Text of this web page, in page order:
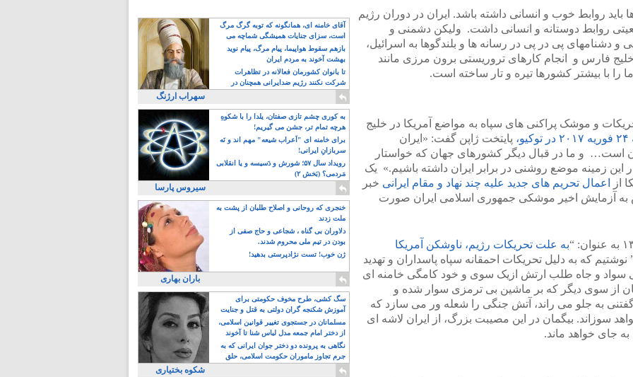
روابط خوب و انسانی داشته باشد. ایران در دوران رژیم
روابط دوستانه و انسانی داشت. ولیکن دشمنی و
دشنامهای پی در پی در رسانه ها و بلندگوها به اسرائیل،
فارس و انجام کارهای تروریستی برون مرزی مانند
با بیشتر کشورها تیره و تار ساخته است.
و موشک پراکنی های سپاه به مواضع آمریکا در خلیج
پایتخت ژاپن گفت: «ایران
است… و ما در قبال دیگر کشورهای جهان که خواستار
این زمینه موضع روشنی در برابر ایران داشته باشیم.» یک
از
اعمال تحریم های جدید علیه چند نهاد و مقام ایرانی خبر
به آزمایش اخیر موشکی جمهوری اسلامی ایران صورت
به علت تحریکات رژیم، ناوشکن آمریکا
نوشتیم که به دلیل تحریکات احمقانه سپاه پاسداران و تهدید
سواد و جاه طلب ارتش ازیک سوی و خود کامگی خامنه ای
از سوی دیگر که بر ماشین بی ترمزی سوار شده و
گفتنی به جلو می راند، آتش جنگی را شعله ور می سازد که
سوزاند. بیگمان در این مصیبت بزرگ، از ایران لاشه ای
جای خواهد ماند.
آقای خامنه ای، همانگونه که توبه گرگ مرگ
است، سزای جنایات همیشگی شماچه می
تواند باشد؟!
بازهم سقوط هواپیما، پیام مرگ، پیام نوید
بهشت آخوند به مردم ایران
تا بانوان کشورمان فعالانه در تظاهرات
شرکت نکنند رژیم ضدایرانی همچنان در
قدرت باقی خواهدماند
سهراب ارژنگ
به کوری چشم تازی صفتان، یلدا را با شکوهِ
هرچه تمام تر، جشن می گیریم!
برای خامنه ای "اَعراب شیعه" مهم اند و نَه
سربازانِ ایرانی!
رویداد سال ۵۷؛ شورش و دَسیسه و یا انقلابی
مَردمی؟ (بَخش ۲)
سیروس پارسا
خنجری که روحانی و اصلاح طلبان از پشت به
ملت زدند
دلاوران بی گناه ، شجاعی و حاج صفی از
بودن در تیم ملی محروم شدند.
ژن خوب! تست نژادپرستی بدهید!
باران بهاری
سگ کشی، طرح مخوف حکومتی برای
آموزش شکنجه گران دولتی به قتل و جنایت
بیشتر
مسلمانان در جستجوی تغییر قوانین اسلامی،
از دختر امام جمعه مدل لباس شنا تا آخوند
مسلمان همجنسگرا!
نگاهی به پرونده دو دختر جوان ایرانی که به
جرم تجاوز ماموران حکومت اسلامی، حلق
آویز شدند!
شکوه بختیاری